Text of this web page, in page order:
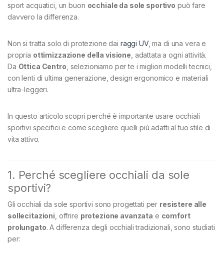
sport acquatici, un buon occhiale da sole sportivo può fare
davvero la differenza.
Non si tratta solo di protezione dai raggi UV, ma di una vera e
propria ottimizzazione della visione , adattata a ogni attività.
Da Ottica Centro , selezioniamo per te i migliori modelli tecnici,
con lenti di ultima generazione, design ergonomico e materiali
ultra-leggeri.
In questo articolo scopri perché è importante usare occhiali
sportivi specifici e come scegliere quelli più adatti al tuo stile di
vita attivo.
1. Perché scegliere occhiali da sole
sportivi?
Gli occhiali da sole sportivi sono progettati per resistere alle
sollecitazioni , offrire protezione avanzata e comfort
prolungato. A differenza degli occhiali tradizionali, sono studiati
per: